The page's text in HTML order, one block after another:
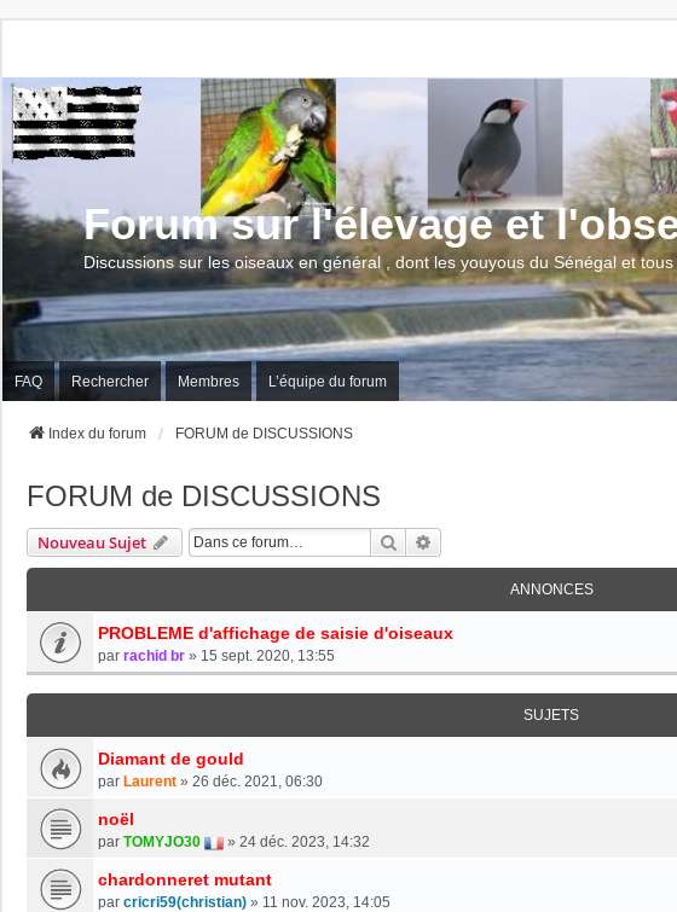
Forum sur l'élevage et
Discussions sur les oiseaux en général , dont les youyous du Sénégal et
FAQ Rechercher Membres L’équipe du forum
Index du forum FORUM de DISCUSSIONS
FORUM de DISCUSSIONS
Nouveau Sujet Rechercher
ANNONCES
PROBLEME d'affichage de saisie d'oiseaux
par rachid br » 15 sept. 2020, 13:55
SUJETS
Diamant de gould
par Laurent » 26 déc. 2021, 06:30
noël
par TOMYJO30 » 24 déc. 2023, 14:32
chardonneret mutant
par cricri59(christian) » 11 nov. 2023, 14:05